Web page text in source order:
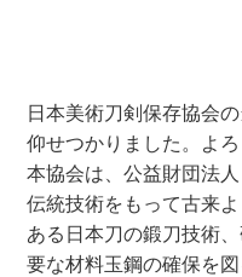
日本美術刀剣保存協会
仰せつかりました。よ
本協会は、公益財団法
伝統技術をもって古来
ある日本刀の鍛刀技術
要な材料玉鋼の確保を